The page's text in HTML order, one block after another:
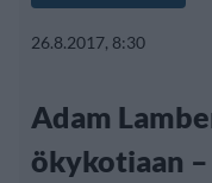
26.8.2017, 8:30
Adam
ökykotiaan